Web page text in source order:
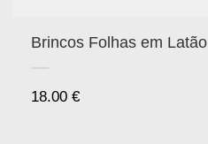
Brincos Folhas em Latão
18.00 €